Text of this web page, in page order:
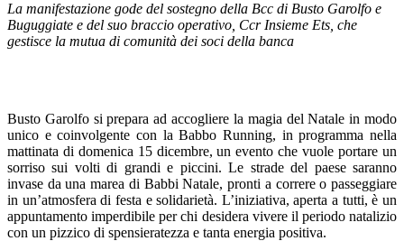
La manifestazione gode del sostegno della Bcc di Busto Garolfo e
Buguggiate e del suo braccio operativo, Ccr Insieme Ets, che
gestisce la mutua di comunità dei soci della banca
Busto Garolfo si prepara ad accogliere la magia del Natale in modo
unico e coinvolgente con la Babbo Running, in programma nella
mattinata di domenica 15 dicembre, un evento che vuole portare un
sorriso sui volti di grandi e piccini. Le strade del paese saranno
invase da una marea di Babbi Natale, pronti a correre o passeggiare
in un’atmosfera di festa e solidarietà. L’iniziativa, aperta a tutti, è un
appuntamento imperdibile per chi desidera vivere il periodo natalizio
con un pizzico di spensieratezza e tanta energia positiva.